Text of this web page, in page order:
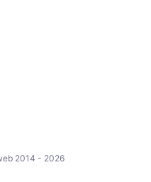
2014 - 2026